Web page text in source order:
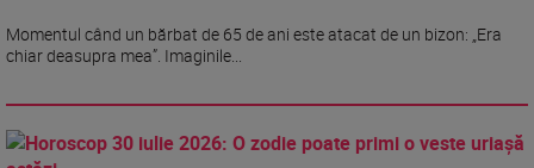
Momentul când un bărbat de 65 de ani este atacat de un bizon: „Era
chiar deasupra mea”. Imaginile...